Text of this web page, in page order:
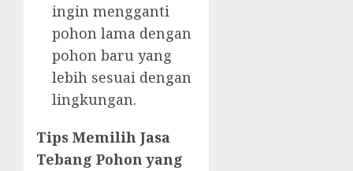
ingin mengganti
pohon lama dengan
pohon baru yang
lebih sesuai dengan
lingkungan.
Tips Memilih Jasa
Tebang Pohon yang